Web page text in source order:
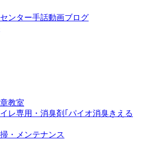
ンター手話動画ブログ
教室